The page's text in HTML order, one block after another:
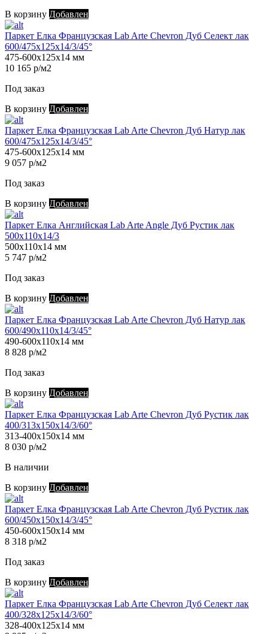
В корзину Добавлен
Паркет Елка Французская Lab Arte Chevron Дуб Селект лак
600/475х125х14/3/45°
475-600х125х14 мм
10 165 р/м2
Под заказ
В корзину Добавлен
Паркет Елка Французская Lab Arte Chevron Дуб Натур лак
600/475х125х14/3/45°
475-600х125х14 мм
9 057 р/м2
Под заказ
В корзину Добавлен
Паркет Елка Английская Lab Arte Angle Дуб Рустик лак
500х110х14/3
500х110х14 мм
5 747 р/м2
Под заказ
В корзину Добавлен
Паркет Елка Французская Lab Arte Chevron Дуб Натур лак
600/490х110х14/3/45°
490-600х110х14 мм
8 828 р/м2
Под заказ
В корзину Добавлен
Паркет Елка Французская Lab Arte Chevron Дуб Рустик лак
400/313х150х14/3/60°
313-400х150х14 мм
8 030 р/м2
В наличии
В корзину Добавлен
Паркет Елка Французская Lab Arte Chevron Дуб Рустик лак
600/450х150х14/3/45°
450-600х150х14 мм
8 318 р/м2
Под заказ
В корзину Добавлен
Паркет Елка Французская Lab Arte Chevron Дуб Селект лак
400/328х125х14/3/60°
328-400х125х14 мм